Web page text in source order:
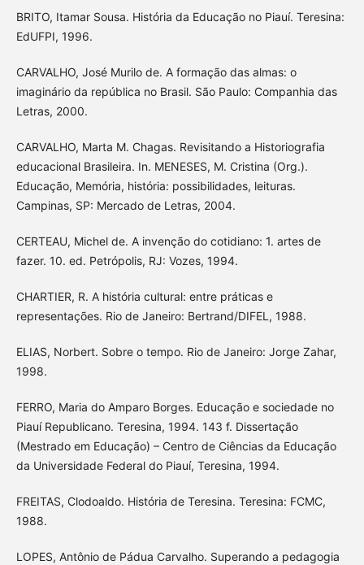
BRITO, Itamar Sousa. História da Educação no Piauí. Teresina:
EdUFPI, 1996.
CARVALHO, José Murilo de. A formação das almas: o
imaginário da república no Brasil. São Paulo: Companhia das
Letras, 2000.
CARVALHO, Marta M. Chagas. Revisitando a Historiografia
educacional Brasileira. In. MENESES, M. Cristina (Org.).
Educação, Memória, história: possibilidades, leituras.
Campinas, SP: Mercado de Letras, 2004.
CERTEAU, Michel de. A invenção do cotidiano: 1. artes de
fazer. 10. ed. Petrópolis, RJ: Vozes, 1994.
CHARTIER, R. A história cultural: entre práticas e
representações. Rio de Janeiro: Bertrand/DIFEL, 1988.
ELIAS, Norbert. Sobre o tempo. Rio de Janeiro: Jorge Zahar,
1998.
FERRO, Maria do Amparo Borges. Educação e sociedade no
Piauí Republicano. Teresina, 1994. 143 f. Dissertação
(Mestrado em Educação) – Centro de Ciências da Educação
da Universidade Federal do Piauí, Teresina, 1994.
FREITAS, Clodoaldo. História de Teresina. Teresina: FCMC,
1988.
LOPES, Antônio de Pádua Carvalho. Superando a pedagogia